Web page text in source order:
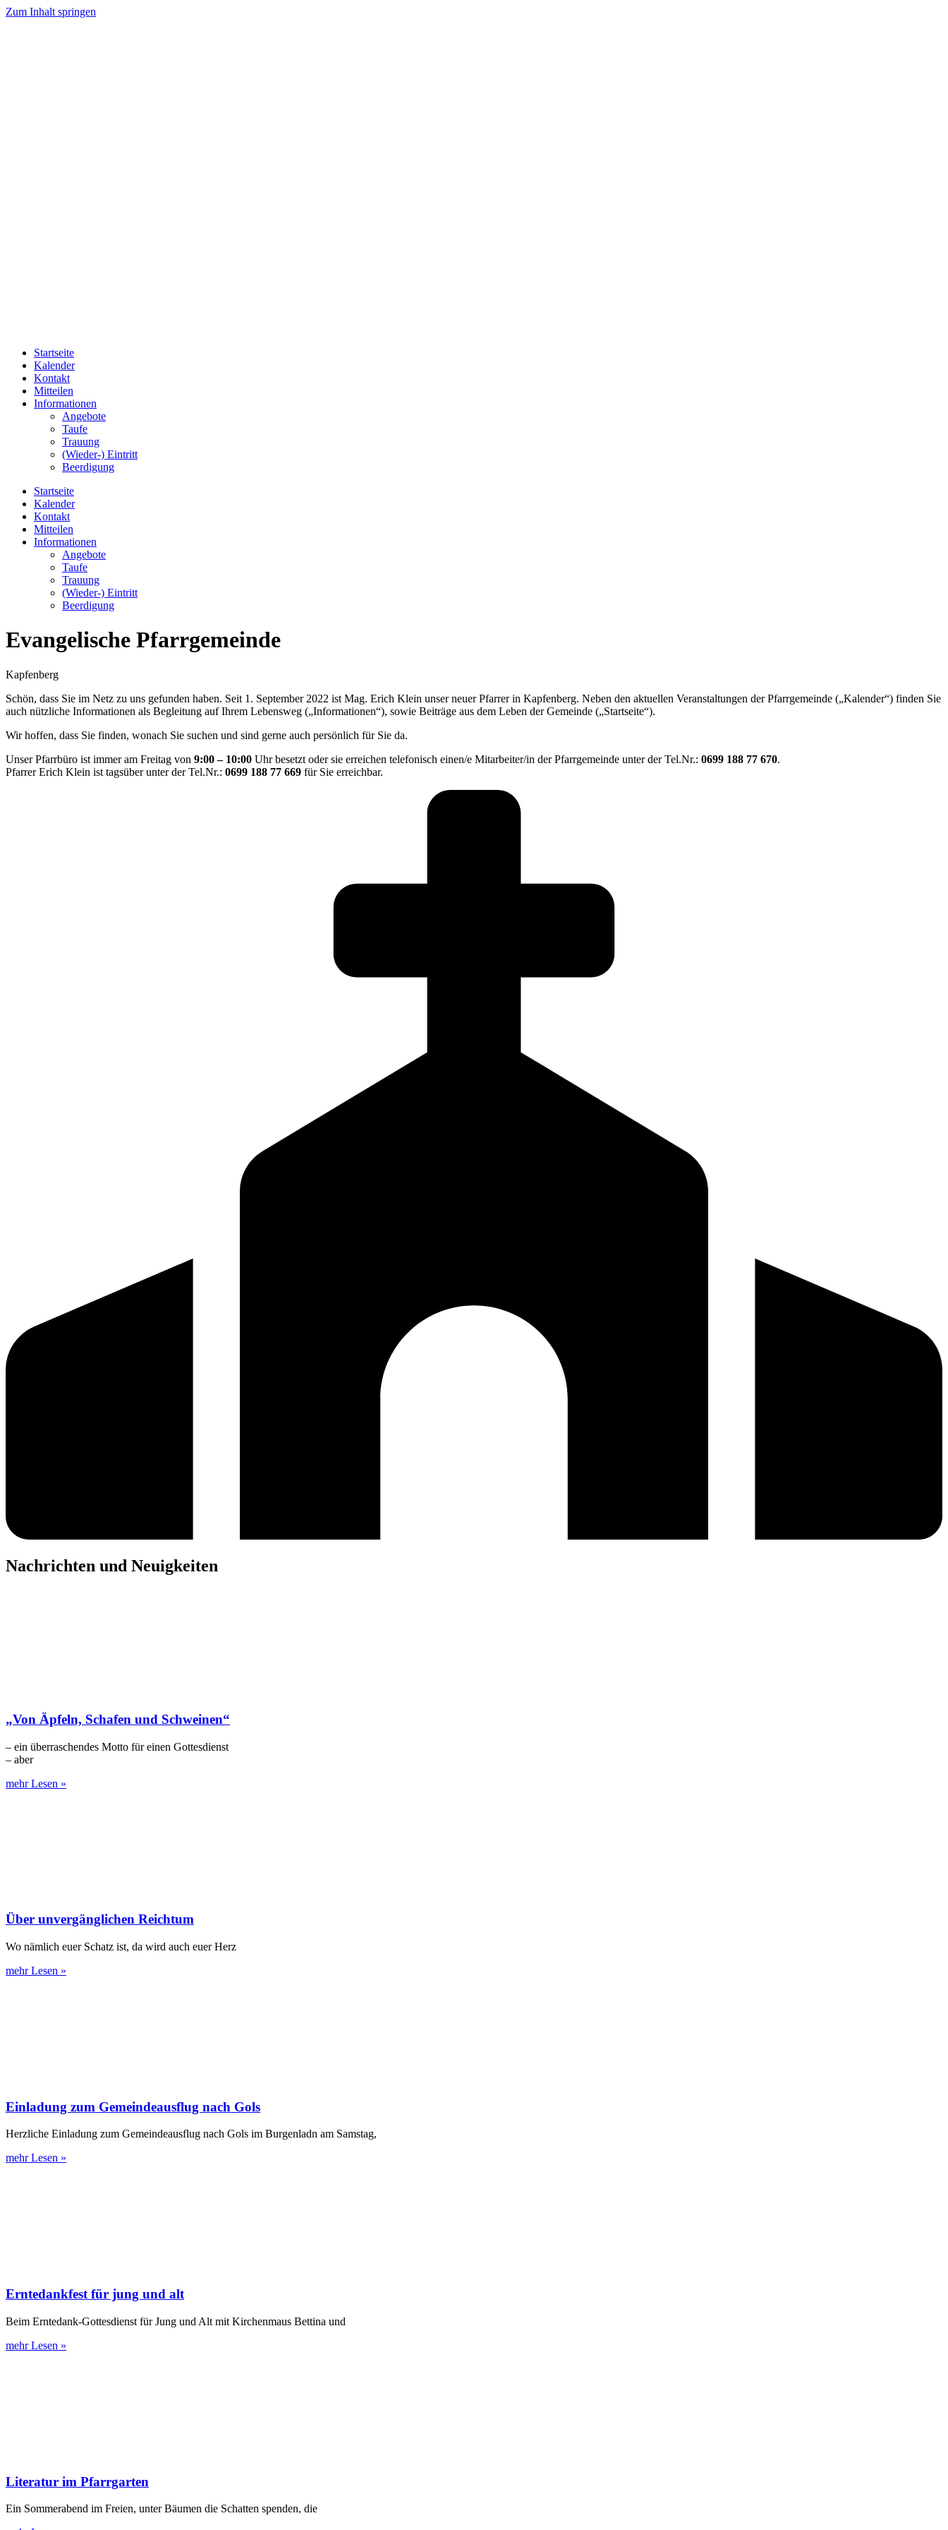
Zum Inhalt springen
Startseite
Kalender
Kontakt
Mitteilen
Informationen
Angebote
Taufe
Trauung
(Wieder-) Eintritt
Beerdigung
Startseite
Kalender
Kontakt
Mitteilen
Informationen
Angebote
Taufe
Trauung
(Wieder-) Eintritt
Beerdigung
Evangelische Pfarrgemeinde
Kapfenberg
Schön, dass Sie im Netz zu uns gefunden haben. Seit 1. September 2022 ist Mag. Erich Klein unser neuer Pfarrer in Kapfenberg. Neben den aktuellen Veranstaltungen der Pfarrgemeinde („Kalender“) finden Sie
auch nützliche Informationen als Begleitung auf Ihrem Lebensweg („Informationen“), sowie Beiträge aus dem Leben der Gemeinde („Startseite“).
Wir hoffen, dass Sie finden, wonach Sie suchen und sind gerne auch persönlich für Sie da.
Unser Pfarrbüro ist immer am Freitag von 9:00 – 10:00 Uhr besetzt oder sie erreichen telefonisch einen/e Mitarbeiter/in der Pfarrgemeinde unter der Tel.Nr.: 0699 188 77 670.
Pfarrer Erich Klein ist tagsüber unter der Tel.Nr.: 0699 188 77 669 für Sie erreichbar.
Nachrichten und Neuigkeiten
„Von Äpfeln, Schafen und Schweinen“
– ein überraschendes Motto für einen Gottesdienst
– aber
mehr Lesen »
Über unvergänglichen Reichtum
Wo nämlich euer Schatz ist, da wird auch euer Herz
mehr Lesen »
Einladung zum Gemeindeausflug nach Gols
Herzliche Einladung zum Gemeindeausflug nach Gols im Burgenladn am Samstag,
mehr Lesen »
Erntedankfest für jung und alt
Beim Erntedank-Gottesdienst für Jung und Alt mit Kirchenmaus Bettina und
mehr Lesen »
Literatur im Pfarrgarten
Ein Sommerabend im Freien, unter Bäumen die Schatten spenden, die